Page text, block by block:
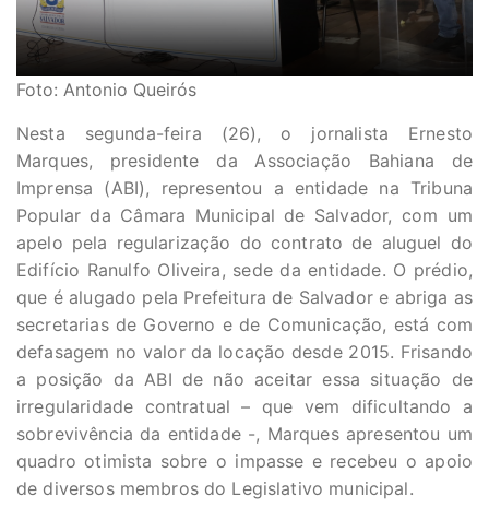
Foto: Antonio Queirós
Nesta segunda-feira (26), o jornalista Ernesto
Marques, presidente da Associação Bahiana de
Imprensa (ABI), representou a entidade na Tribuna
Popular da Câmara Municipal de Salvador, com um
apelo pela regularização do contrato de aluguel do
Edifício Ranulfo Oliveira, sede da entidade. O prédio,
que é alugado pela Prefeitura de Salvador e abriga as
secretarias de Governo e de Comunicação, está com
defasagem no valor da locação desde 2015. Frisando
a posição da ABI de não aceitar essa situação de
irregularidade contratual – que vem dificultando a
sobrevivência da entidade -, Marques apresentou um
quadro otimista sobre o impasse e recebeu o apoio
de diversos membros do Legislativo municipal.